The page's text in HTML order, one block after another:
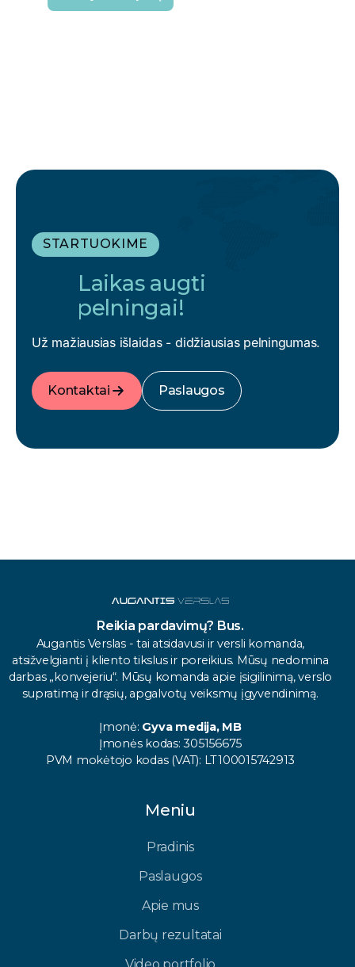
STARTUOKIME
Laikas augti
pelningai!
Už mažiausias išlaidas - didžiausias pelningumas.
Kontaktai Paslaugos
Reikia pardavimų? Bus.
Augantis Verslas - tai atsidavusi ir versli komanda,
atsižvelgianti į kliento tikslus ir poreikius. Mūsų nedomina
darbas „konvejeriu“. Mūsų komanda apie įsigilinimą, verslo
supratimą ir drąsių, apgalvotų veiksmų įgyvendinimą.
Įmonė: Gyva medija, MB
Įmonės kodas: 305156675
PVM mokėtojo kodas (VAT): LT100015742913
Meniu
Pradinis
Paslaugos
Apie mus
Darbų rezultatai
Video portfolio